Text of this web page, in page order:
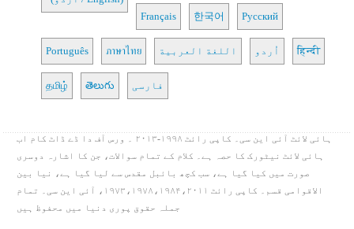
Français 한국어 Русский
Português ภาษาไทย اللغة العربية اُردو हिन्दी
தமிழ் తెలుగు فارسی
ہائی لائٹ آئی این سی۔ کاپی رائٹ ۱۹۹۸-۲۰۱۳ ۔ ورس آف دا ڈے ڈاٹ کام اب
ہائی لائٹ نیٹورک کا حصہ ہے۔ کلام کے تمام سوالات، جن کا اشارہ دوسری
صورت میں کیا گیا ہے، سب کچھ بائبل مقدس سے لیا گیا ہے، نیا بین
الاقوامی قسم۔ کاپی رائٹ ۱۹۷۳،۱۹۷۸،۱۹۸۴،۲۰۱۱، آئی این سی۔ تمام
جملہ حقوق پوری دنیا میں محفوظ ہیں